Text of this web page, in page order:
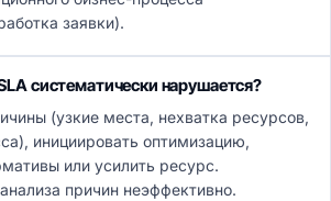
заявки).
систематически нарушается?
(узкие места, нехватка ресурсов,
инициировать оптимизацию,
или усилить ресурс.
причин неэффективно.